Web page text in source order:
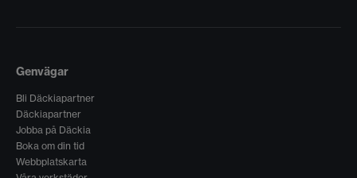
Genvägar
Bli Däckiapartner
Däckiapartner
Jobba på Däckia
Boka om din tid
Webbplatskarta